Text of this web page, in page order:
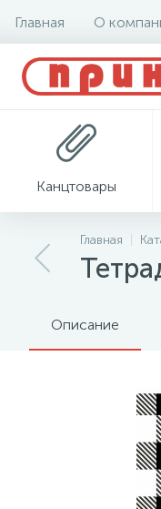
Главная О
Канцтовары
Главная
Описание